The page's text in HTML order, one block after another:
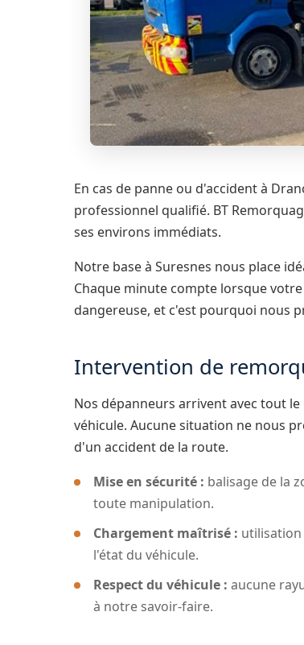
En cas de panne ou d'accident à
professionnel qualifié. BT
ses environs immédiats.
Notre base à Suresnes nous place
Chaque minute compte lorsque
dangereuse, et c'est pourquoi nous
Intervention de
Nos dépanneurs arrivent avec tout
véhicule. Aucune situation ne nous
d'un accident de la route.
Mise en sécurité : balisage de la
toute manipulation.
Chargement maîtrisé :
l'état du véhicule.
Respect du véhicule : aucune
à notre savoir-faire.